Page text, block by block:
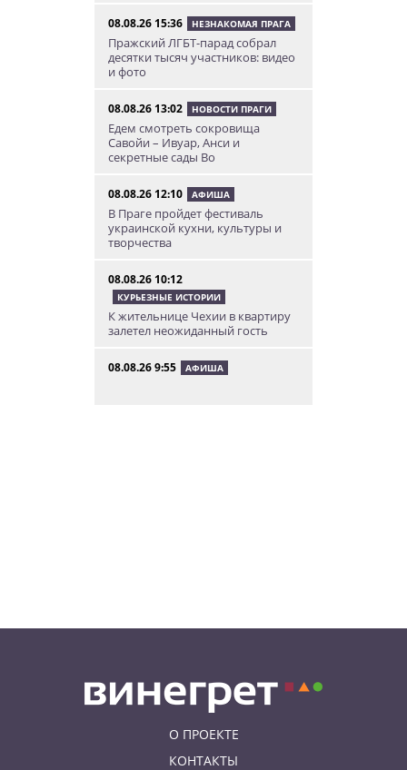
08.08.26 15:36 НЕЗНАКОМАЯ ПРАГА
Пражский ЛГБТ-парад собрал
десятки тысяч участников: видео
и фото
08.08.26 13:02 НОВОСТИ ПРАГИ
Едем смотреть сокровища
Савойи – Ивуар, Анси и
секретные сады Во
08.08.26 12:10 АФИША
В Праге пройдет фестиваль
украинской кухни, культуры и
творчества
08.08.26 10:12
КУРЬЕЗНЫЕ ИСТОРИИ
К жительнице Чехии в квартиру
залетел неожиданный гость
08.08.26 9:55 АФИША
О ПРОЕКТЕ
КОНТАКТЫ